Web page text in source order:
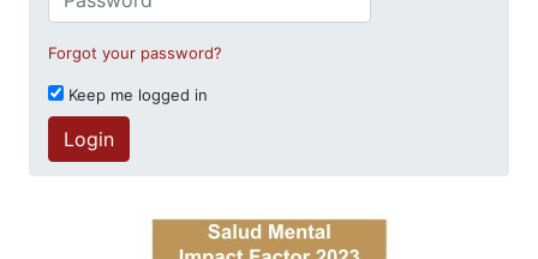
Forgot your password?
Keep me logged in
Login